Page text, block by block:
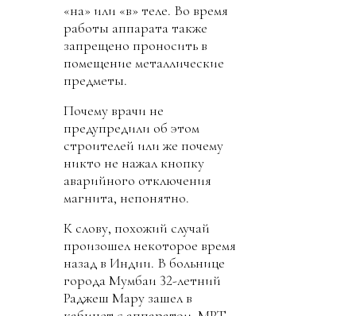
«на» или «в» теле. Во время
работы аппарата также
запрещено проносить в
помещение металлические
предметы.
Почему врачи не
предупредили об этом
строителей или же почему
никто не нажал кнопку
аварийного отключения
магнита, непонятно.
К слову, похожий случай
произошел некоторое время
назад в Индии. В больнице
города Мумбаи 32-летний
Раджеш Мару зашел в